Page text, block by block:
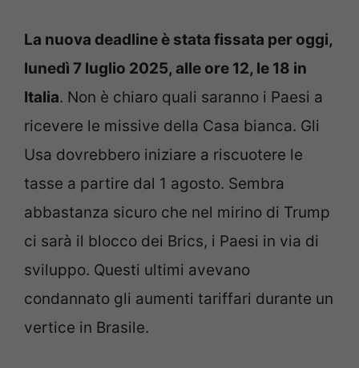
La nuova deadline è stata fissata per oggi,
lunedì 7 luglio 2025, alle ore 12, le 18 in
Italia. Non è chiaro quali saranno i Paesi a
ricevere le missive della Casa bianca. Gli
Usa dovrebbero iniziare a riscuotere le
tasse a partire dal 1 agosto. Sembra
abbastanza sicuro che nel mirino di Trump
ci sarà il blocco dei Brics, i Paesi in via di
sviluppo. Questi ultimi avevano
condannato gli aumenti tariffari durante un
vertice in Brasile.